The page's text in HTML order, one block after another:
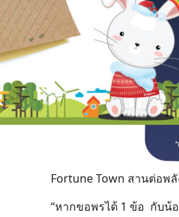
Fortune Town สานต่อพ
“หากขอพรได้ 1 ข้อ กับน้